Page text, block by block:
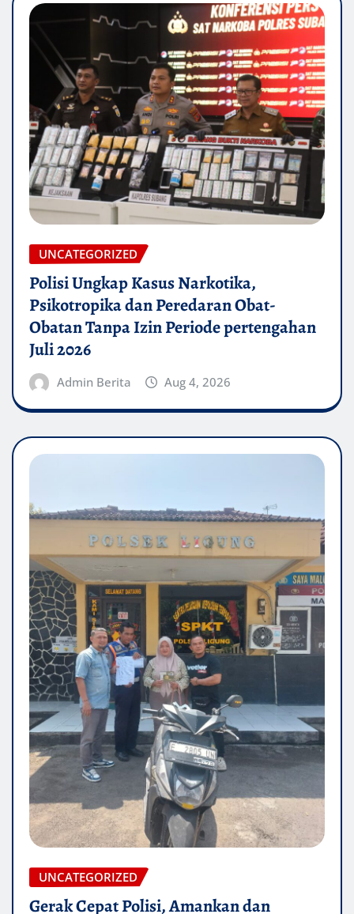
UNCATEGORIZED
Polisi Ungkap Kasus Narkotika,
Psikotropika dan Peredaran Obat-
Obatan Tanpa Izin Periode pertengahan
Juli 2026
Admin Berita Aug 4, 2026
UNCATEGORIZED
Gerak Cepat Polisi, Amankan dan